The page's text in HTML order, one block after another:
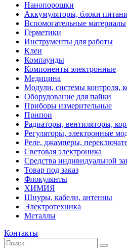
Нанопорошки
Аккумуляторы, блоки
Вспомогательные материалы
Герметики
Инструменты для работы
Клеи
Компаунды
Компоненты электронные
Медицина
Модули, системы контроля,
Оборудование для пайки
Приборы измерительные
Припои
Радиаторы, вентиляторы,
Регуляторы, электронные
Реле, джамперы,
Световая электроника
Средства индивидуальной
Товар под заказ
Флокулянты
ХИМИЯ
Шнуры, кабели, антенны
Электротехника
Металлы
Контакты